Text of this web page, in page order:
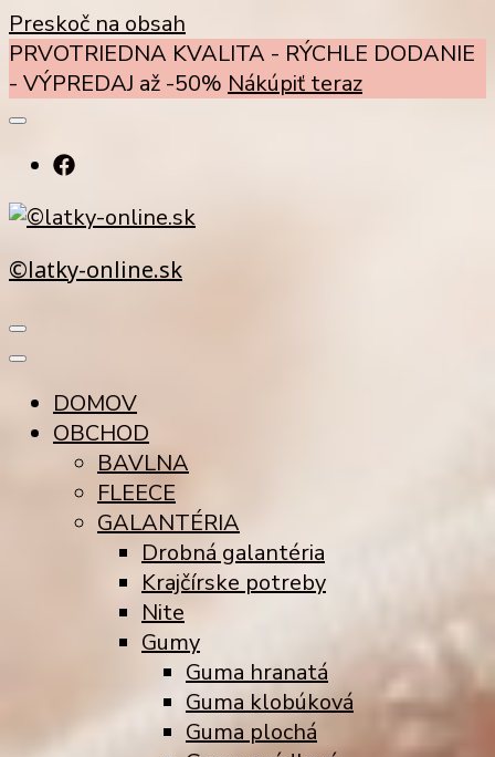
Preskoč na obsah
PRVOTRIEDNA KVALITA - RÝCHLE DODANIE
- VÝPREDAJ až -50% Nákúpiť teraz
©latky-online.sk
DOMOV
OBCHOD
BAVLNA
FLEECE
GALANTÉRIA
Drobná galantéria
Krajčírske potreby
Nite
Gumy
Guma hranatá
Guma klobúková
Guma plochá